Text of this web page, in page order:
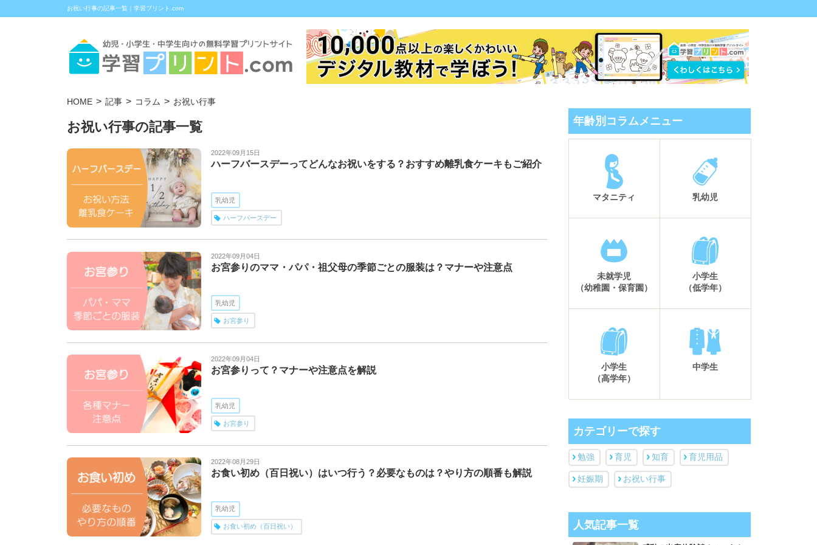
お祝い行事の記事一覧｜学習プリント.com
HOME 記事 コラム お祝い行事
お祝い行事の記事一覧
2022年09月15日
ハーフバースデーってどんなお祝いをする？おすすめ離乳食ケーキもご紹介
乳幼児
ハーフバースデー
2022年09月04日
お宮参りのママ・パパ・祖父母の季節ごとの服装は？マナーや注意点
乳幼児
お宮参り
2022年09月04日
お宮参りって？マナーや注意点を解説
乳幼児
お宮参り
2022年08月29日
お食い初め（百日祝い）はいつ行う？必要なものは？やり方の順番も解説
乳幼児
お食い初め（百日祝い）
年齢別コラムメニュー
マタニティ 乳幼児
未就学児
（幼稚園・保育園）
小学生
（低学年）
小学生
（高学年）
中学生
カテゴリーで探す
勉強 育児 知育 育児用品
妊娠期 お祝い行事
人気記事一覧